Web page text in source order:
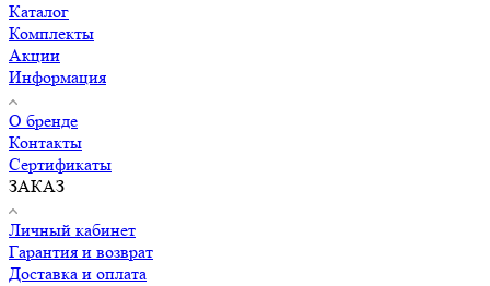
Каталог
Комплекты
Акции
Информация
О бренде
Контакты
Сертификаты
ЗАКАЗ
Личный кабинет
Гарантия и возврат
Доставка и оплата